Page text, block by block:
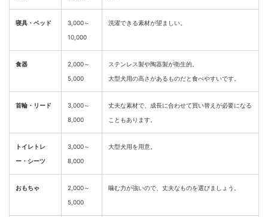
寝具・ベッド
3,000～
10,000
洗濯できる素材が望ましい。
食器
2,000～
5,000
ステンレス製や陶器製が衛生的。
大型犬用の高さがあるものだと食べやすいです。
首輪・リード
3,000～
8,000
丈夫な素材で、成長に合わせて買い替えが必要になる
こともあります。
トイレトレ
ー・シーツ
3,000～
8,000
大型犬用を用意。
おもちゃ
2,000～
5,000
噛む力が強いので、丈夫なものを選びましょう。